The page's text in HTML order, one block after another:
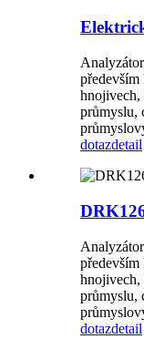
především
hnojivech,
průmyslu,
dotazdetail
především
hnojivech,
průmyslu,
dotazdetail